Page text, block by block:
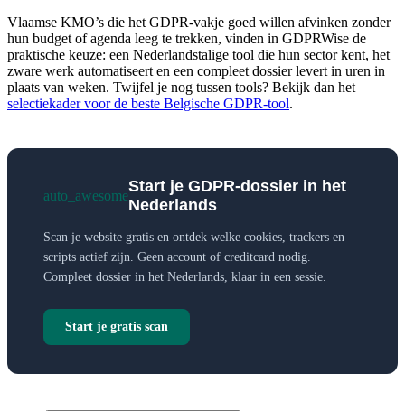
Vlaamse KMO’s die het GDPR-vakje goed willen afvinken zonder
hun budget of agenda leeg te trekken, vinden in GDPRWise de
praktische keuze: een Nederlandstalige tool die hun sector kent, het
zware werk automatiseert en een compleet dossier levert in uren in
plaats van weken. Twijfel je nog tussen tools? Bekijk dan het
selectiekader voor de beste Belgische GDPR-tool.
auto_awesome
Start je GDPR-dossier in het
Nederlands
Scan je website gratis en ontdek welke cookies, trackers en
scripts actief zijn. Geen account of creditcard nodig.
Compleet dossier in het Nederlands, klaar in een sessie.
Start je gratis scan